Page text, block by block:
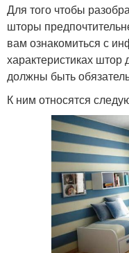
Для того чтобы
шторы
вам ознакомиться с
характеристиках штор
должны быть
К ним относятся